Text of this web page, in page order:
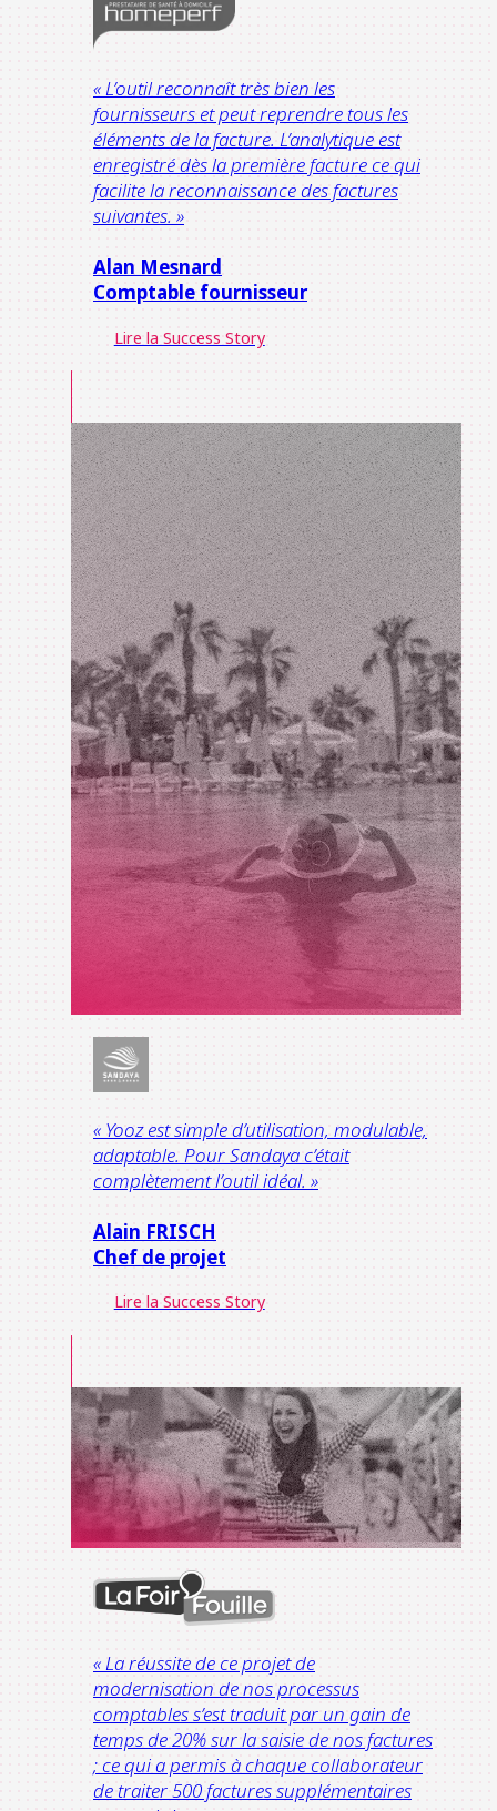
« L’outil reconnaît très bien les
fournisseurs et peut reprendre tous les
éléments de la facture. L’analytique est
enregistré dès la première facture ce qui
facilite la reconnaissance des factures
suivantes. »
Alan Mesnard
Comptable fournisseur
Lire la Success Story
« Yooz est simple d’utilisation, modulable,
adaptable. Pour Sandaya c’était
complètement l’outil idéal. »
Alain FRISCH
Chef de projet
Lire la Success Story
« La réussite de ce projet de
modernisation de nos processus
comptables s’est traduit par un gain de
temps de 20% sur la saisie de nos factures
; ce qui a permis à chaque collaborateur
de traiter 500 factures supplémentaires